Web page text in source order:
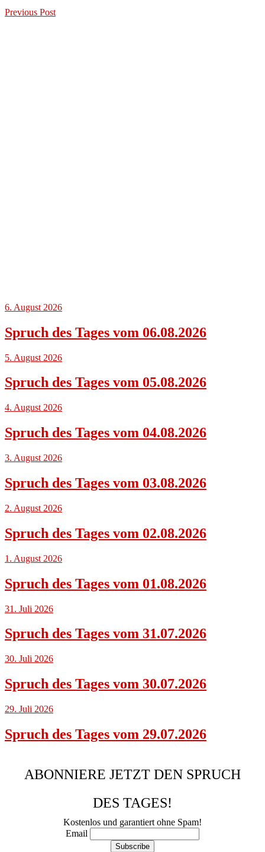
Previous Post
6. August 2026
Spruch des Tages vom 06.08.2026
5. August 2026
Spruch des Tages vom 05.08.2026
4. August 2026
Spruch des Tages vom 04.08.2026
3. August 2026
Spruch des Tages vom 03.08.2026
2. August 2026
Spruch des Tages vom 02.08.2026
1. August 2026
Spruch des Tages vom 01.08.2026
31. Juli 2026
Spruch des Tages vom 31.07.2026
30. Juli 2026
Spruch des Tages vom 30.07.2026
29. Juli 2026
Spruch des Tages vom 29.07.2026
ABONNIERE JETZT DEN SPRUCH
DES TAGES!
Kostenlos und garantiert ohne Spam!
Email